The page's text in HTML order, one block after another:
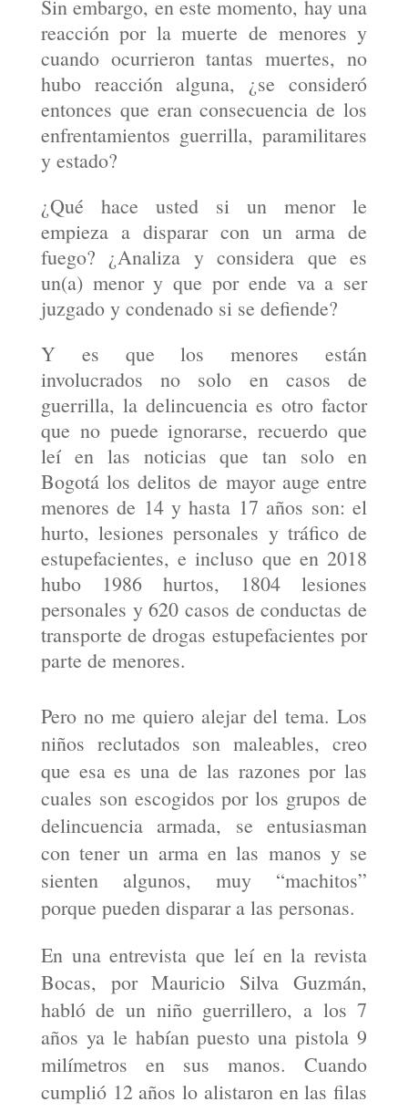
Sin embargo, en este momento, hay una
reacción por la muerte de menores y
cuando ocurrieron tantas muertes, no
hubo reacción alguna, ¿se consideró
entonces que eran consecuencia de los
enfrentamientos guerrilla, paramilitares
y estado?
¿Qué hace usted si un menor le
empieza a disparar con un arma de
fuego? ¿Analiza y considera que es
un(a) menor y que por ende va a ser
juzgado y condenado si se defiende?
Y es que los menores están
involucrados no solo en casos de
guerrilla, la delincuencia es otro factor
que no puede ignorarse, recuerdo que
leí en las noticias que tan solo en
Bogotá los delitos de mayor auge entre
menores de 14 y hasta 17 años son: el
hurto, lesiones personales y tráfico de
estupefacientes, e incluso que en 2018
hubo 1986 hurtos, 1804 lesiones
personales y 620 casos de conductas de
transporte de drogas estupefacientes por
parte de menores.
Pero no me quiero alejar del tema. Los
niños reclutados son maleables, creo
que esa es una de las razones por las
cuales son escogidos por los grupos de
delincuencia armada, se entusiasman
con tener un arma en las manos y se
sienten algunos, muy “machitos”
porque pueden disparar a las personas.
En una entrevista que leí en la revista
Bocas, por Mauricio Silva Guzmán,
habló de un niño guerrillero, a los 7
años ya le habían puesto una pistola 9
milímetros en sus manos. Cuando
cumplió 12 años lo alistaron en las filas